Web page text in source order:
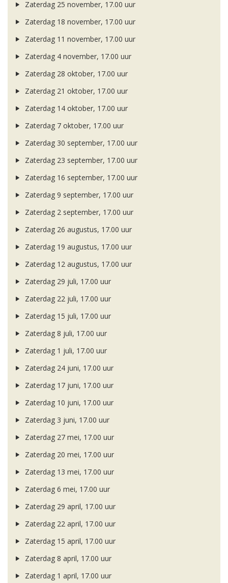
Zaterdag 25 november, 17.00 uur
Zaterdag 18 november, 17.00 uur
Zaterdag 11 november, 17.00 uur
Zaterdag 4 november, 17.00 uur
Zaterdag 28 oktober, 17.00 uur
Zaterdag 21 oktober, 17.00 uur
Zaterdag 14 oktober, 17.00 uur
Zaterdag 7 oktober, 17.00 uur
Zaterdag 30 september, 17.00 uur
Zaterdag 23 september, 17.00 uur
Zaterdag 16 september, 17.00 uur
Zaterdag 9 september, 17.00 uur
Zaterdag 2 september, 17.00 uur
Zaterdag 26 augustus, 17.00 uur
Zaterdag 19 augustus, 17.00 uur
Zaterdag 12 augustus, 17.00 uur
Zaterdag 29 juli, 17.00 uur
Zaterdag 22 juli, 17.00 uur
Zaterdag 15 juli, 17.00 uur
Zaterdag 8 juli, 17.00 uur
Zaterdag 1 juli, 17.00 uur
Zaterdag 24 juni, 17.00 uur
Zaterdag 17 juni, 17.00 uur
Zaterdag 10 juni, 17.00 uur
Zaterdag 3 juni, 17.00 uur
Zaterdag 27 mei, 17.00 uur
Zaterdag 20 mei, 17.00 uur
Zaterdag 13 mei, 17.00 uur
Zaterdag 6 mei, 17.00 uur
Zaterdag 29 april, 17.00 uur
Zaterdag 22 april, 17.00 uur
Zaterdag 15 april, 17.00 uur
Zaterdag 8 april, 17.00 uur
Zaterdag 1 april, 17.00 uur